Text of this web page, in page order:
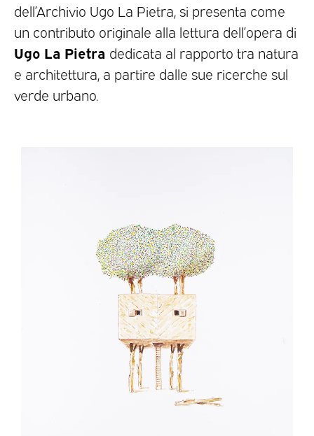
dell’Archivio Ugo La Pietra, si presenta come
un contributo originale alla lettura dell’opera di
Ugo La Pietra dedicata al rapporto tra natura
e architettura, a partire dalle sue ricerche sul
verde urbano.